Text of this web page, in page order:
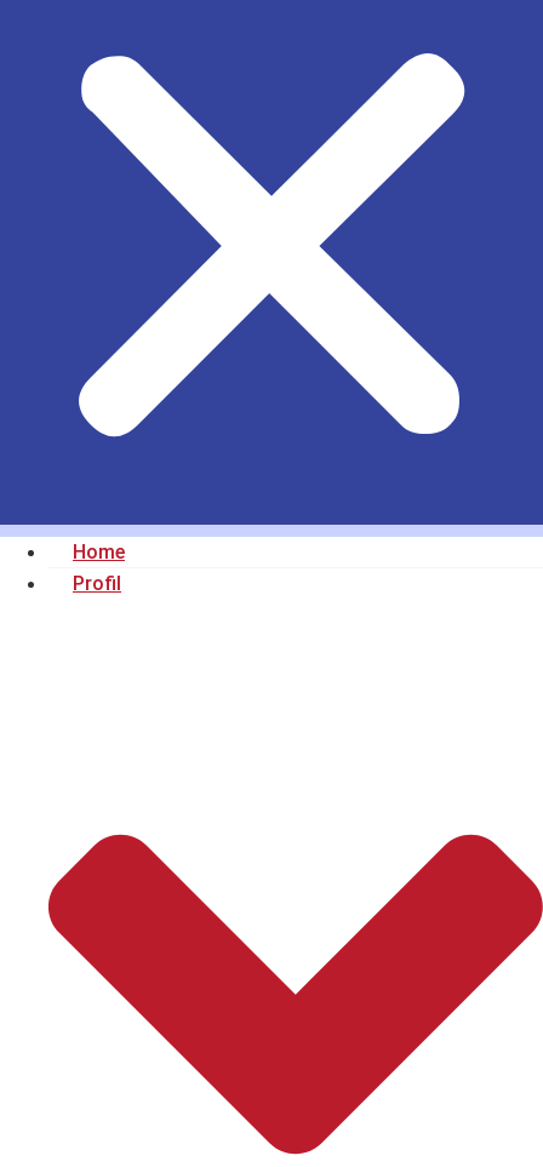
Home
Profil